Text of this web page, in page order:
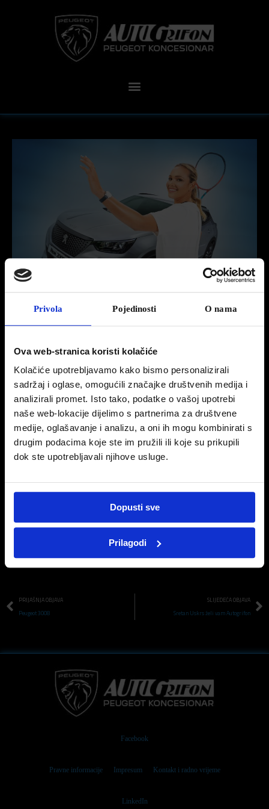
Privola Pojedinosti O nama
Ova web-stranica koristi kolačiće
Kolačiće upotrebljavamo kako bismo personalizirali
sadržaj i oglase, omogućili značajke društvenih medija i
analizirali promet. Isto tako, podatke o vašoj upotrebi
naše web-lokacije dijelimo s partnerima za društvene
medije, oglašavanje i analizu, a oni ih mogu kombinirati s
drugim podacima koje ste im pružili ili koje su prikupili
dok ste upotrebljavali njihove usluge.
Dopusti sve
Prilagodi
Novi Peugeot 308 dio je teniskog
koji se održava ovaj vikend u tenis centru Osijek. Posjetite ovaj humanitarni turnir i
otkrijte novi#Peugeot308 #Donnatim #Donna
PRIJAŠNJA OBJAVA
Peugeot 3008
SLIJEDEĆA OBJAVA
Sretan Uskrs želi vam Autogrifon
Facebook
Pravne informacije Impresum Kontakt i radno vrijeme
LinkedIn